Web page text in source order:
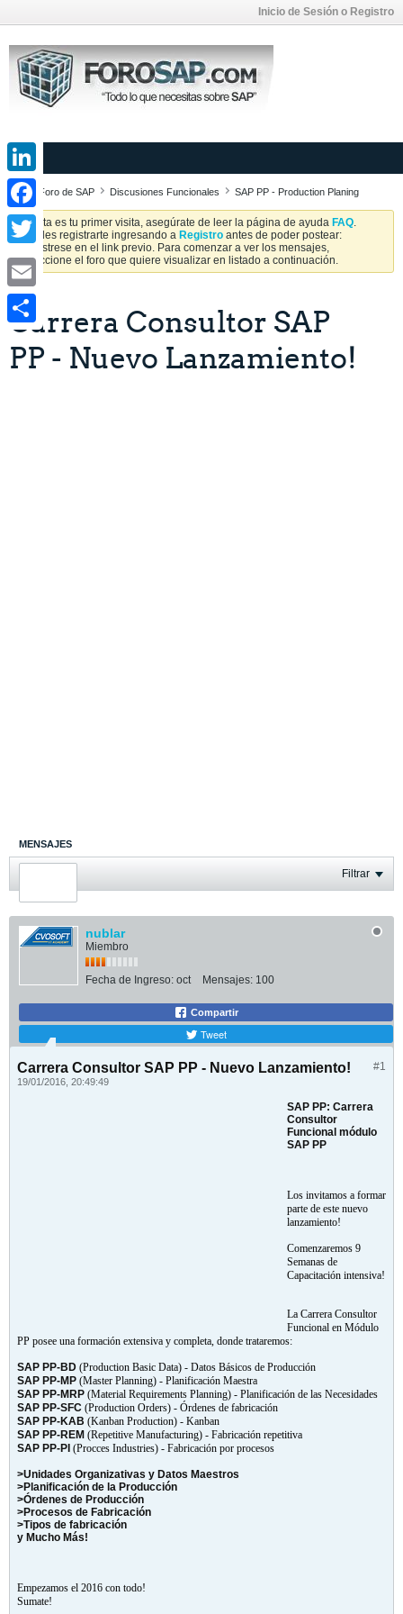
Inicio de Sesión o Registro
Foro de SAP Discusiones Funcionales SAP PP - Production Planing
Si esta es tu primer visita, asegúrate de leer la página de ayuda FAQ.
Puedes registrarte ingresando a Registro antes de poder postear:
Regístrese en el link previo. Para comenzar a ver los mensajes,
seleccione el foro que quiere visualizar en listado a continuación.
Carrera Consultor SAP
PP - Nuevo Lanzamiento!
MENSAJES
ÚLTIMA ACTIVIDAD Filtrar
nublar
Miembro
Fecha de Ingreso: oct Mensajes: 100
Compartir
Tweet
#1
Carrera Consultor SAP PP - Nuevo Lanzamiento!
19/01/2016, 20:49:49
SAP PP: Carrera
Consultor
Funcional módulo
SAP PP
Los invitamos a formar
parte de este nuevo
lanzamiento!
Comenzaremos 9
Semanas de
Capacitación intensiva!
La Carrera Consultor
Funcional en Módulo
PP posee una formación extensiva y completa, donde trataremos:
SAP PP-BD (Production Basic Data) - Datos Básicos de Producción
SAP PP-MP (Master Planning) - Planificación Maestra
SAP PP-MRP (Material Requirements Planning) - Planificación de las Necesidades
SAP PP-SFC (Production Orders) - Órdenes de fabricación
SAP PP-KAB (Kanban Production) - Kanban
SAP PP-REM (Repetitive Manufacturing) - Fabricación repetitiva
SAP PP-PI (Procces Industries) - Fabricación por procesos
>Unidades Organizativas y Datos Maestros
>Planificación de la Producción
>Órdenes de Producción
>Procesos de Fabricación
>Tipos de fabricación
y Mucho Más!
Empezamos el 2016 con todo!
Sumate!
LinkedIn
Facebook
Twitter
Email